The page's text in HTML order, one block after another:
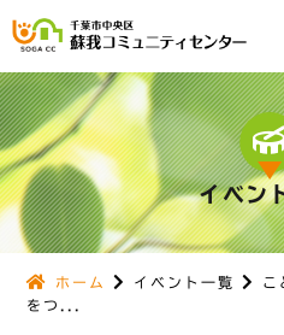
イベン
ホーム イベント一覧
こ
をつ...